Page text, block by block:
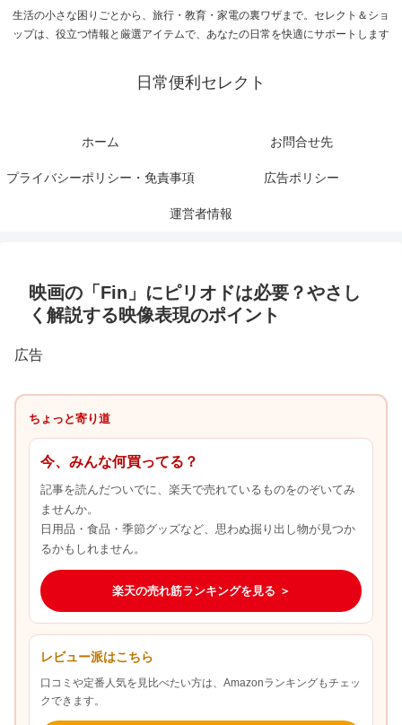
生活の小さな困りごとから、旅行・教育・家電の裏ワザまで。セレクト＆ショ
ップは、役立つ情報と厳選アイテムで、あなたの日常を快適にサポートします
日常便利セレクト
ホーム お問合せ先
プライバシーポリシー・免責事項 広告ポリシー
運営者情報
映画の「Fin」にピリオドは必要？やさし
く解説する映像表現のポイント
広告
ちょっと寄り道
今、みんな何買ってる？
記事を読んだついでに、楽天で売れているものをのぞいてみ
ませんか。
日用品・食品・季節グッズなど、思わぬ掘り出し物が見つか
るかもしれません。
楽天の売れ筋ランキングを見る ＞
レビュー派はこちら
口コミや定番人気を見比べたい方は、Amazonランキングもチェッ
クできます。